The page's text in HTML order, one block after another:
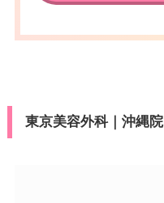
東京美容外科｜沖縄院